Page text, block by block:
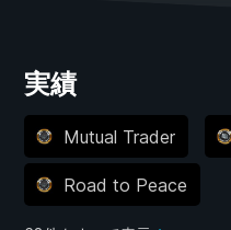
実績
Mutual Trader
Road to Peace